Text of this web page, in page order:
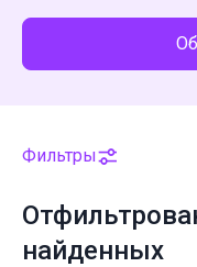
Фильтры
найденных